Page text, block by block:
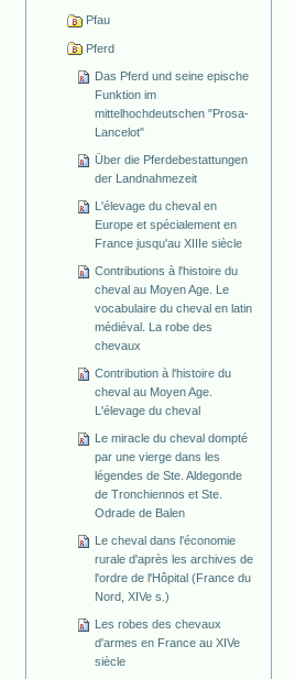
Pfau
Pferd
Das Pferd und seine epische
Funktion im
mittelhochdeutschen "Prosa-
Lancelot"
Über die Pferdebestattungen
der Landnahmezeit
L'élevage du cheval en
Europe et spécialement en
France jusqu'au XIIIe siècle
Contributions à l'histoire du
cheval au Moyen Age. Le
vocabulaire du cheval en latin
médiéval. La robe des
chevaux
Contribution à l'histoire du
cheval au Moyen Age.
L'élevage du cheval
Le miracle du cheval dompté
par une vierge dans les
légendes de Ste. Aldegonde
de Tronchiennos et Ste.
Odrade de Balen
Le cheval dans l'économie
rurale d'après les archives de
l'ordre de l'Hôpital (France du
Nord, XIVe s.)
Les robes des chevaux
d'armes en France au XIVe
siècle